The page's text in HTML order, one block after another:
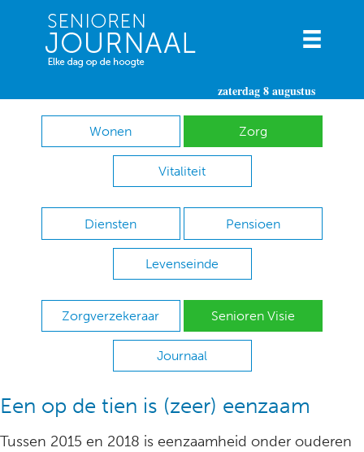
zaterdag 8 augustus
Wonen Zorg
Vitaliteit
Diensten Pensioen
Levenseinde
Zorgverzekeraar Senioren Visie
Journaal
Een op de tien is (zeer) eenzaam
Tussen 2015 en 2018 is eenzaamheid onder ouderen